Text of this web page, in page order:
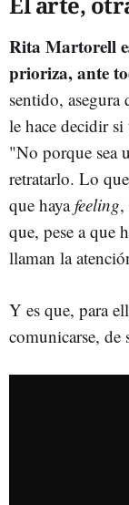
Rita Martorell
prioriza, ante
sentido, asegura
le hace decidir
"No porque sea
retratarlo. Lo
que hayafeeling,
que, pese a que
llaman la
Y es que, para
comunicarse,